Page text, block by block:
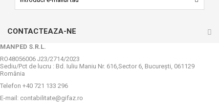
CONTACTEAZA-NE
MANPED S.R.L.
RO48056006 J23/2714/2023
Sediu/Pct de lucru : Bd. Iuliu Maniu Nr. 616,Sector 6, Bucureşti, 061129
România
Telefon +40 721 133 296
E-mail: contabilitate@gifaz.ro